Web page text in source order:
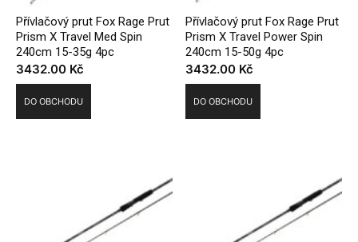
Přívlačový prut Fox Rage Prut
Prism X Travel Med Spin
240cm 15-35g 4pc
3432.00 Kč
DO OBCHODU
Přívlačový prut Fox Rage Prut
Prism X Travel Power Spin
240cm 15-50g 4pc
3432.00 Kč
DO OBCHODU